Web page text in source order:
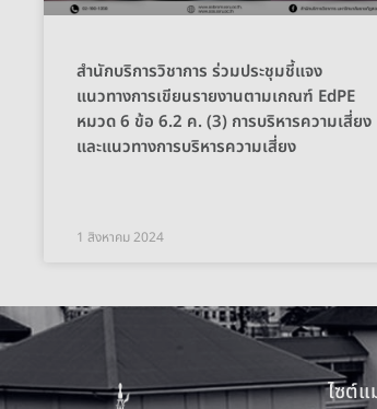
สำนักบริการวิชาการ ร่วมประชุมชี้แจง
แนวทางการเขียนรายงานตามเกณฑ์ EdPE
หมวด 6 ข้อ 6.2 ค. (3) การบริหารความเสี่ยง
และแนวทางการบริหารความเสี่ยง
1 สิงหาคม 2024
ไซต์